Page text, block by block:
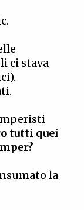
ci stava
tutti quei
la